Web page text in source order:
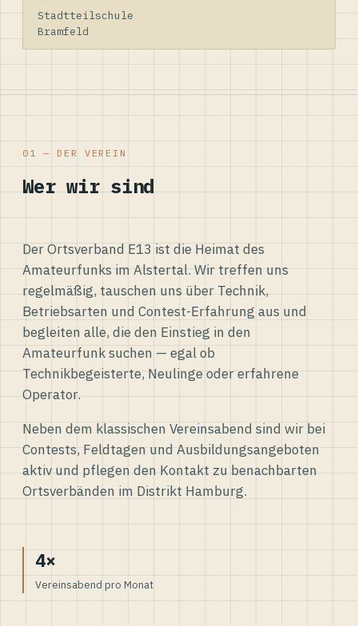
Stadtteilschule
Bramfeld
01 — DER VEREIN
Wer wir sind
Der Ortsverband E13 ist die Heimat des
Amateurfunks im Alstertal. Wir treffen uns
regelmäßig, tauschen uns über Technik,
Betriebsarten und Contest-Erfahrung aus und
begleiten alle, die den Einstieg in den
Amateurfunk suchen — egal ob
Technikbegeisterte, Neulinge oder erfahrene
Operator.
Neben dem klassischen Vereinsabend sind wir bei
Contests, Feldtagen und Ausbildungsangeboten
aktiv und pflegen den Kontakt zu benachbarten
Ortsverbänden im Distrikt Hamburg.
4×
Vereinsabend pro Monat